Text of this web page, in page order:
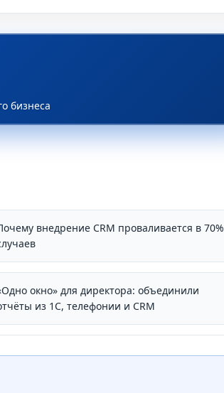
бизнеса
внедрение CRM проваливается в 70%
окно» для директора: объединили
из 1С, телефонии и CRM